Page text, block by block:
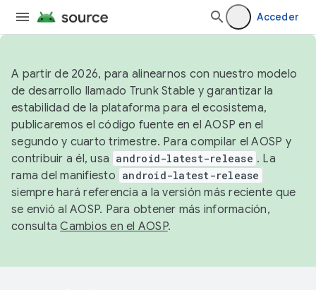
Acceder
A partir de 2026, para alinearnos con nuestro modelo
de desarrollo llamado Trunk Stable y garantizar la
estabilidad de la plataforma para el ecosistema,
publicaremos el código fuente en el AOSP en el
segundo y cuarto trimestre. Para compilar el AOSP y
contribuir a él, usa android-latest-release . La
rama del manifiesto android-latest-release
siempre hará referencia a la versión más reciente que
se envió al AOSP. Para obtener más información,
consultaCambios en el AOSP.